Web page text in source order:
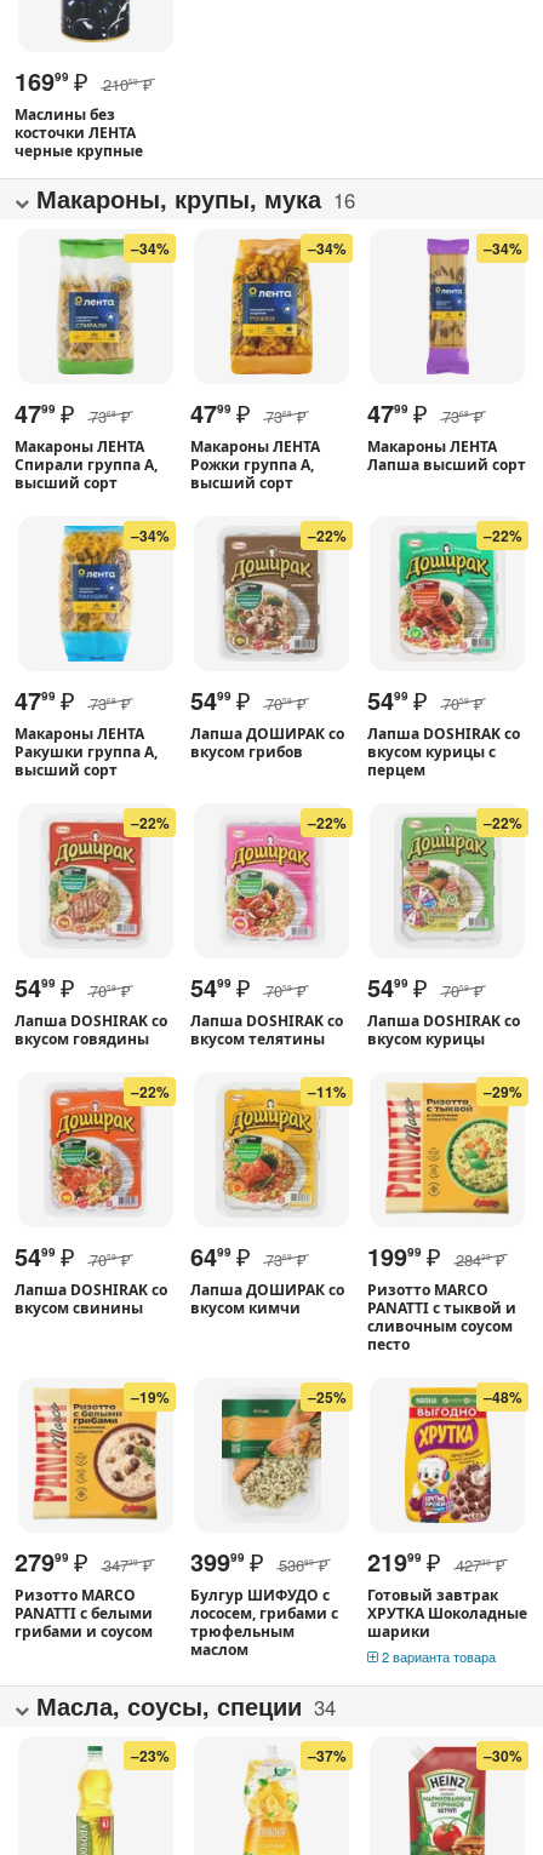
16999 ₽ 21059 ₽
Маслины без
косточки ЛЕНТА
черные крупные
Макароны, крупы, мука 16
–34%
4799 ₽ 7368 ₽
Макароны ЛЕНТА
Спирали группа А,
высший сорт
–34%
4799 ₽ 7368 ₽
Макароны ЛЕНТА
Рожки группа А,
высший сорт
–34%
4799 ₽ 7368 ₽
Макароны ЛЕНТА
Лапша высший сорт
–34%
4799 ₽ 7368 ₽
Макароны ЛЕНТА
Ракушки группа А,
высший сорт
–22%
5499 ₽ 7059 ₽
Лапша ДОШИРАК со
вкусом грибов
–22%
5499 ₽ 7059 ₽
Лапша DOSHIRAK со
вкусом курицы с
перцем
–22%
5499 ₽ 7059 ₽
Лапша DOSHIRAK со
вкусом говядины
–22%
5499 ₽ 7059 ₽
Лапша DOSHIRAK со
вкусом телятины
–22%
5499 ₽ 7059 ₽
Лапша DOSHIRAK со
вкусом курицы
–22%
5499 ₽ 7059 ₽
Лапша DOSHIRAK со
вкусом свинины
–11%
6499 ₽ 7369 ₽
Лапша ДОШИРАК со
вкусом кимчи
–29%
19999 ₽ 28429 ₽
Ризотто MARCO
PANATTI с тыквой и
сливочным соусом
песто
–19%
27999 ₽ 34739 ₽
Ризотто MARCO
PANATTI с белыми
грибами и соусом
–25%
39999 ₽ 53689 ₽
Булгур ШИФУДО с
лососем, грибами с
трюфельным
маслом
–48%
21999 ₽ 42739 ₽
Готовый завтрак
ХРУТКА Шоколадные
шарики
2 варианта товара
Масла, соусы, специи 34
–23% –37% –30%